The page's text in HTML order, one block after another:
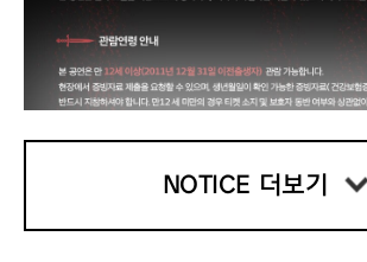
NOTICE 더보기